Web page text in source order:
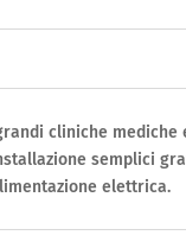
cliniche mediche
semplici
elettrica.